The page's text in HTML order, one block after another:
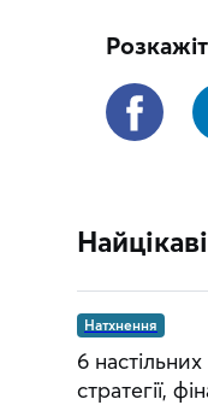
Натхнення
6
стратегії,